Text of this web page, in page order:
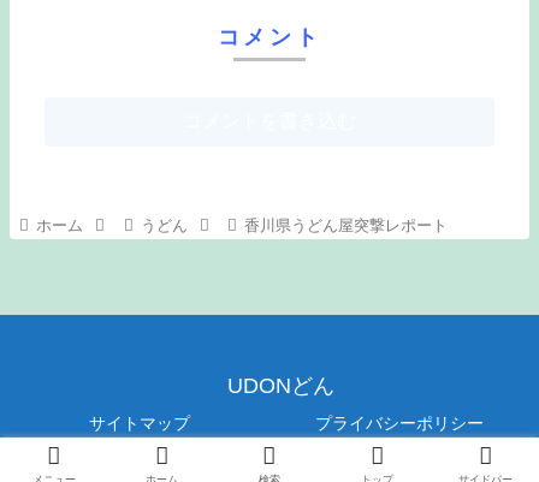
コメント
ホーム うどん 香川県うどん屋突撃レポート
UDONどん
サイトマップ プライバシーポリシー
© 2019 UDONどん.
メニュー ホーム 検索 トップ サイドバー